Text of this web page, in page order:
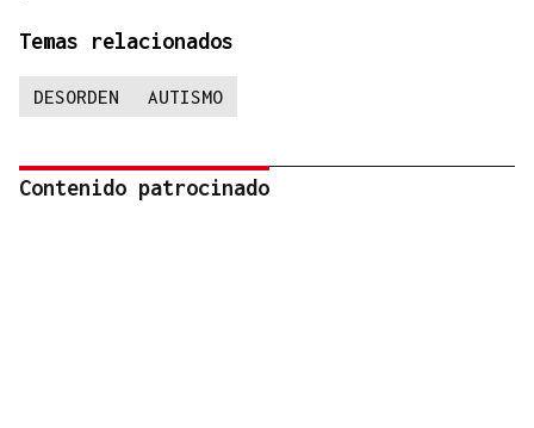
Temas relacionados
DESORDEN AUTISMO
Contenido patrocinado